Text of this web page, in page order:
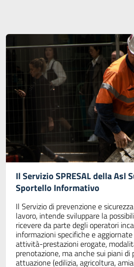
Il Servizio SPRESAL della Asl
Sportello Informativo
Il Servizio di prevenzione e
lavoro, intende sviluppare la
ricevere da parte degli operatori
informazioni specifiche e
attività-prestazioni erogate,
prenotazione, ma anche sui piani
attuazione (edilizia, agricoltura,